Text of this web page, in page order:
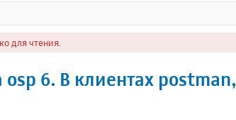
для чтения.
6. В клиентах postman,